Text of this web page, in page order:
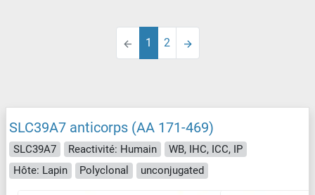
1 2
SLC39A7 anticorps (AA 171-469)
SLC39A7 Reactivité: Humain
WB, IHC, ICC, IP
Hôte: Lapin
Polyclonal unconjugated